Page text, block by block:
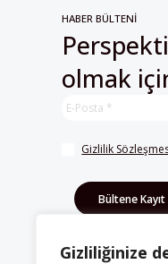
Gizliliğinize
olmak
Gizlilik
HAKKIMIZDA